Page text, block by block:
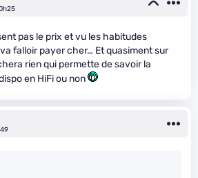
pas le prix et vu les habitudes
falloir payer cher… Et quasiment sur
rien qui permette de savoir la
en HiFi ou non